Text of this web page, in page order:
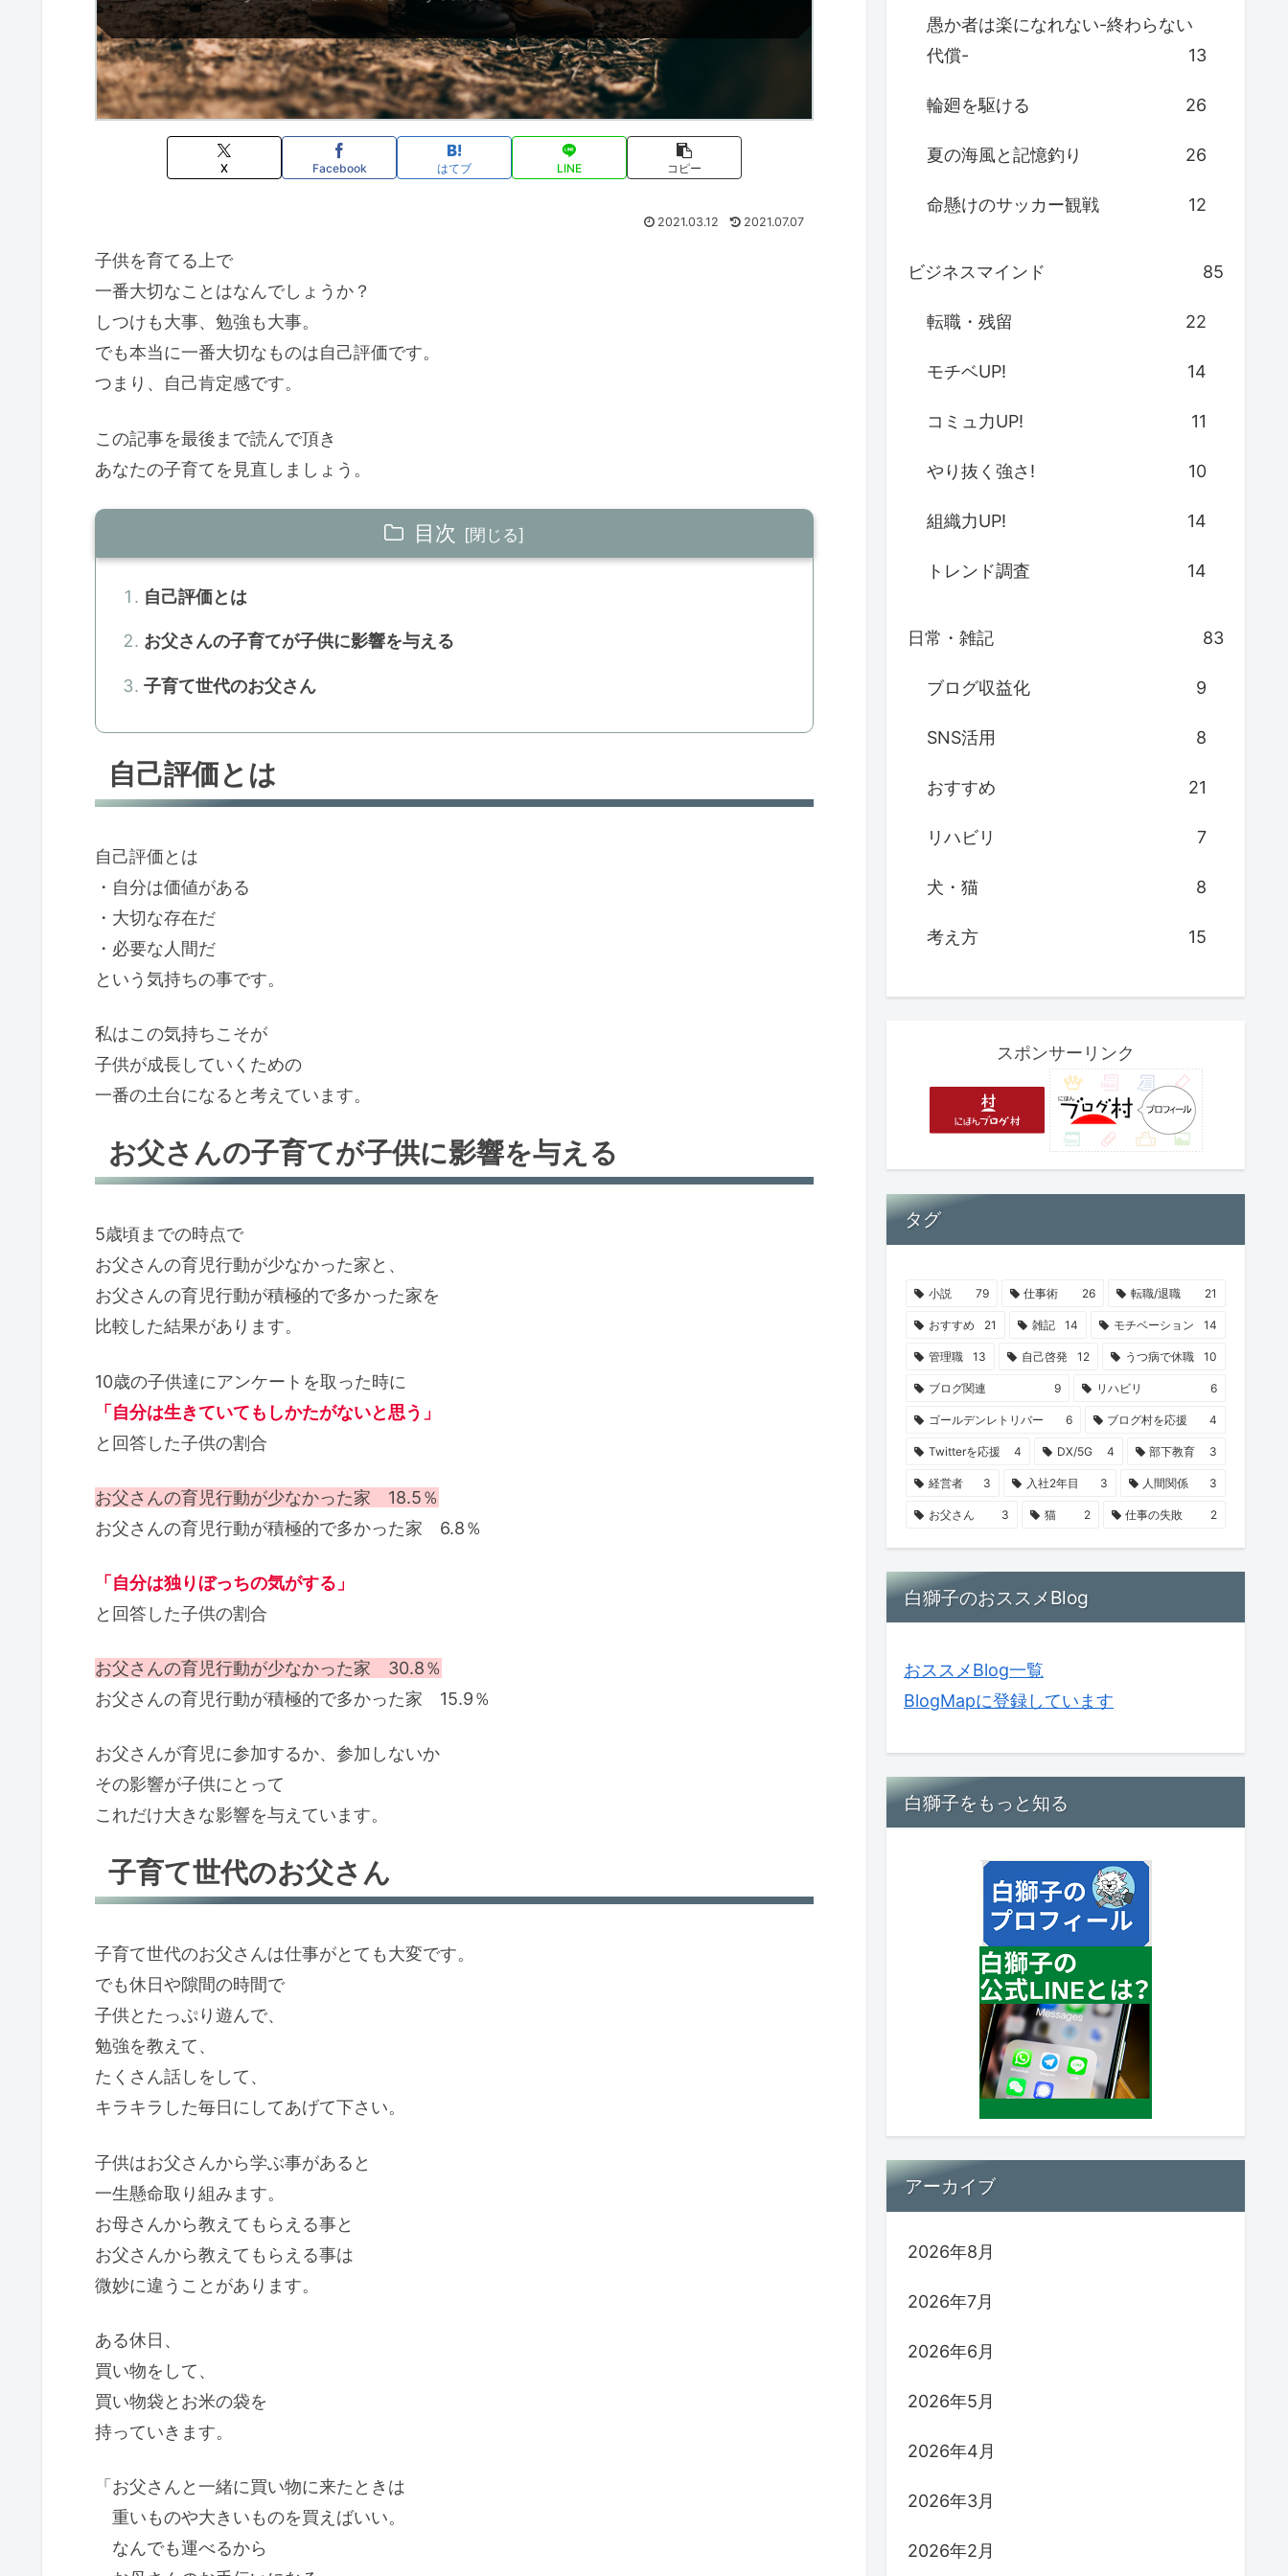
X Facebook はてブ LINE コピー
2021.03.12 2021.07.07
子供を育てる上で
一番大切なことはなんでしょうか？
しつけも大事、勉強も大事。
でも本当に一番大切なものは自己評価です。
つまり、自己肯定感です。
この記事を最後まで読んで頂き
あなたの子育てを見直しましょう。
目次
自己評価とは
お父さんの子育てが子供に影響を与える
子育て世代のお父さん
自己評価とは
自己評価とは
・自分は価値がある
・大切な存在だ
・必要な人間だ
という気持ちの事です。
私はこの気持ちこそが
子供が成長していくための
一番の土台になると考えています。
お父さんの子育てが子供に影響を与える
5歳頃までの時点で
お父さんの育児行動が少なかった家と、
お父さんの育児行動が積極的で多かった家を
比較した結果があります。
10歳の子供達にアンケートを取った時に
「自分は生きていてもしかたがないと思う」
と回答した子供の割合
お父さんの育児行動が少なかった家 18.5％
お父さんの育児行動が積極的で多かった家 6.8％
「自分は独りぼっちの気がする」
と回答した子供の割合
お父さんの育児行動が少なかった家 30.8％
お父さんの育児行動が積極的で多かった家 15.9％
お父さんが育児に参加するか、参加しないか
その影響が子供にとって
これだけ大きな影響を与えています。
子育て世代のお父さん
子育て世代のお父さんは仕事がとても大変です。
でも休日や隙間の時間で
子供とたっぷり遊んで、
勉強を教えて、
たくさん話しをして、
キラキラした毎日にしてあげて下さい。
子供はお父さんから学ぶ事があると
一生懸命取り組みます。
お母さんから教えてもらえる事と
お父さんから教えてもらえる事は
微妙に違うことがあります。
ある休日、
買い物をして、
買い物袋とお米の袋を
持っていきます。
「お父さんと一緒に買い物に来たときは
重いものや大きいものを買えばいい。
なんでも運べるから
愚か者は楽になれない-終わらない
代償-
13
輪廻を駆ける 26
夏の海風と記憶釣り 26
命懸けのサッカー観戦 12
ビジネスマインド 85
転職・残留 22
モチベUP! 14
コミュ力UP! 11
やり抜く強さ! 10
組織力UP! 14
トレンド調査 14
日常・雑記 83
ブログ収益化 9
SNS活用 8
おすすめ 21
リハビリ 7
犬・猫 8
考え方 15
スポンサーリンク
タグ
小説 79 仕事術 26 転職/退職 21
おすすめ 21 雑記 14 モチベーション 14
管理職 13 自己啓発 12 うつ病で休職 10
ブログ関連 9 リハビリ 6
ゴールデンレトリバー 6 ブログ村を応援 4
Twitterを応援 4 DX/5G 4 部下教育 3
経営者 3 入社2年目 3 人間関係 3
お父さん 3 猫 2 仕事の失敗 2
白獅子のおススメBlog
おススメBlog一覧
BlogMapに登録しています
白獅子をもっと知る
アーカイブ
2026年8月
2026年7月
2026年6月
2026年5月
2026年4月
2026年3月
2026年2月